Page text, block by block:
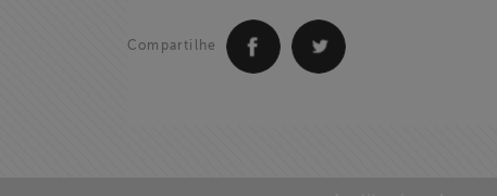
Compartilhe